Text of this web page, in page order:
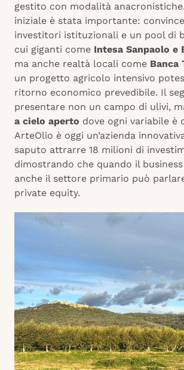
gestito con modalità
iniziale è stata importante:
investitori istituzionali e un pool di
cui giganti come Intesa Sanpaolo e
ma anche realtà locali come Banca
un progetto agricolo intensivo
ritorno economico prevedibile. Il
presentare non un campo di ulivi,
a cielo aperto dove ogni variabile è
ArteOlio è oggi un’azienda
saputo attrarre 18 milioni di
dimostrando che quando il
anche il settore primario può
private equity.